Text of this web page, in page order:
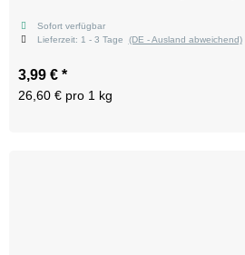
Sofort verfügbar
Lieferzeit: 1 - 3 Tage (DE - Ausland abweichend)
3,99 € *
26,60 € pro 1 kg